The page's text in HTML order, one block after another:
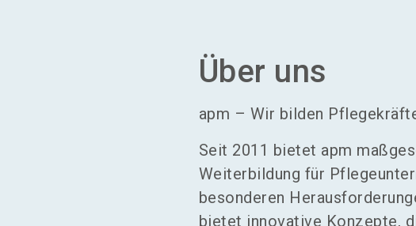
Über uns
apm – Wir bilden
Seit 2011 bietet apm
Weiterbildung für
besonderen
bietet innovative Konzepte,